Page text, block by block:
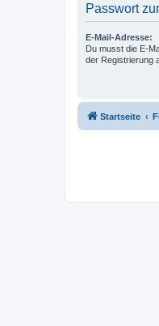
Passwort
E-Mail-Adresse:
Du musst die E-
der Registrierung
Startseite